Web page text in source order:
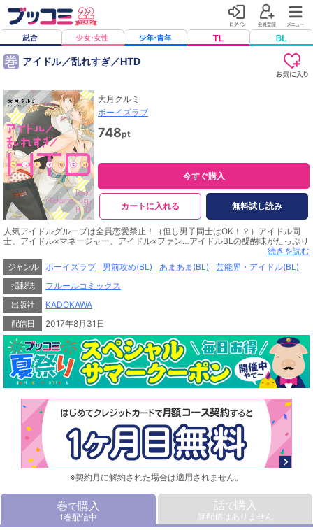
巻 アイドル／乱れすぎ／HTD
大月クルミ
ボーイズラブ
748pt
今すぐ購入
カートに入れる 無料試し読み
人気アイドルグループは全員恋愛禁止！（但し男子同士はOK！？）アイドル同
士、アイドル×マネージャー、アイドル×ファン…アイドルBLの醍醐味がたっぷり
電子版の共通特典として、紙書籍の応援書店特典・描きおろしマンガ２Pを収録
☆
※本作品は、♂BL♂らぶらぶコミックスで配信中の『アイドル／乱れすぎ／HMD
（ホモだらけ）』シリーズ全3話と、『アイドル／もっと乱れすぎ／HMD（ホモ
だらけ）』シリーズ全3話を、加筆修正と描きおろしを加えた上、収録したもの
です。
続きを読む
ジャンル
ボーイズラブ 男前攻め(BL) あまあま(BL)
芸能界・アイドル(BL)
掲載誌
フルールコミックス
出版社
KADOKAWA
配信日
2017年8月31日
※契約月に解約された場合は適用されません。
巻で購入
1巻配信中
話で購入
話配信はありません